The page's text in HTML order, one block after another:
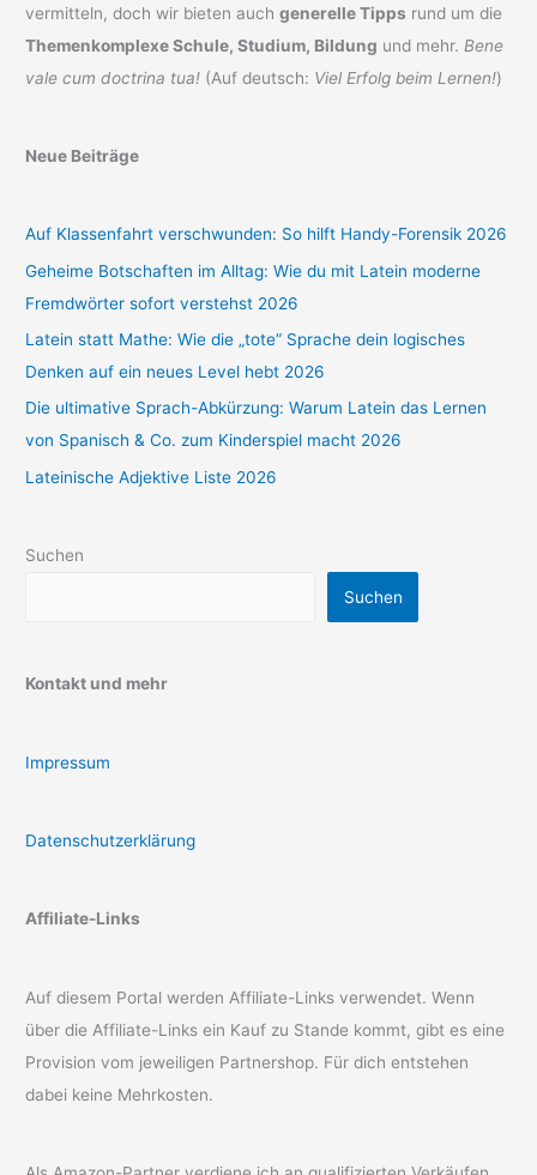
vermitteln, doch wir bieten auchgenerelle Tipps rund um die
Themenkomplexe Schule, Studium, Bildung und mehr. Bene
vale cum doctrina tua! (Auf deutsch: Viel Erfolg beim Lernen!)
Neue Beiträge
Auf Klassenfahrt verschwunden: So hilft Handy-Forensik 2026
Geheime Botschaften im Alltag: Wie du mit Latein moderne
Fremdwörter sofort verstehst 2026
Latein statt Mathe: Wie die „tote“ Sprache dein logisches
Denken auf ein neues Level hebt 2026
Die ultimative Sprach-Abkürzung: Warum Latein das Lernen
von Spanisch & Co. zum Kinderspiel macht 2026
Lateinische Adjektive Liste 2026
Suchen
Suchen
Kontakt und mehr
Impressum
Datenschutzerklärung
Affiliate-Links
Auf diesem Portal werden Affiliate-Links verwendet. Wenn
über die Affiliate-Links ein Kauf zu Stande kommt, gibt es eine
Provision vom jeweiligen Partnershop. Für dich entstehen
dabei keine Mehrkosten.